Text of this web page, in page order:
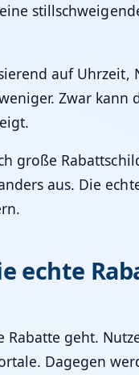
auf
Zwar
große
aus. Die
echte
geht.
Dagegen